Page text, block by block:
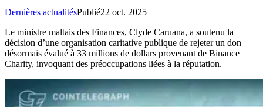
Dernières actualitésPublié22 oct. 2025
Le ministre maltais des Finances, Clyde Caruana, a soutenu la
décision d’une organisation caritative publique de rejeter un don
désormais évalué à 33 millions de dollars provenant de Binance
Charity, invoquant des préoccupations liées à la réputation.